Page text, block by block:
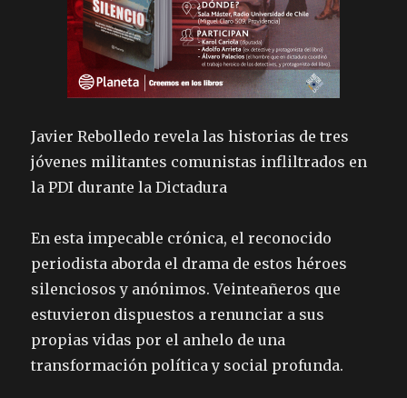
Javier Rebolledo revela las historias de tres
jóvenes militantes comunistas infliltrados en
la PDI durante la Dictadura
En esta impecable crónica, el reconocido
periodista aborda el drama de estos héroes
silenciosos y anónimos. Veinteañeros que
estuvieron dispuestos a renunciar a sus
propias vidas por el anhelo de una
transformación política y social profunda.